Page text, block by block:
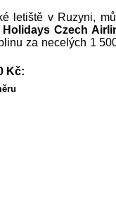
letiště v Ruzyni,
Holidays Czech
za necelých 1
Kč: